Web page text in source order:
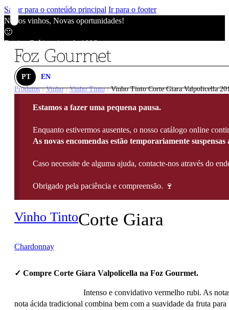
Saltar para o conteúdo principal Ir para o footer
Novos vinhos, Novas oportunidades!
🙂
Envios Grátis acima de 100€
Novos vinhos, Novas oportunidades!
Envios Grátis acima de 100€
Novos vinhos, Novas oportunidades!
Envios Grátis acima de 100€
PT
EN
Produtos | Vinho | Vinho Tinto | Vinho Tinto Corte Giara Valpolicella
Estamos a fazer uma pequena pausa.
Enquanto estivermos ausentes, o nosso catálogo online
As novas encomendas estão temporariamente suspensas
Caso necessite de alguma ajuda, contacte-nos através do
Obrigado pela paciência e compreensão. 🍷
Vinho TintoCorte Giara
Chardonnay
✓ Compre Corte Giara Valpolicella na Foz Gourmet.
Intenso e convidativo vermelho rubi. As
nota ácida tradicional combina bem com a suavidade da fruta